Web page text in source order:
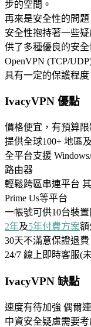
步的空間。
再來是安全性的問
安全性抱持著一些
供了多種優良的安
OpenVPN (TCP/
具有一定的保護程
IvacyVPN 優點
價格便宜，有預算
提供全球100+ 地區
全平台支援
路由器
輕鬆跨區串連平台
Prime Us等平台
一帳號可供10台裝置
2年及5年付費方案額
30天不滿意保證退費
24/7 線上即時客服(
IvacyVPN 缺點
速度有待加強 偶爾
中資安全疑慮需要考